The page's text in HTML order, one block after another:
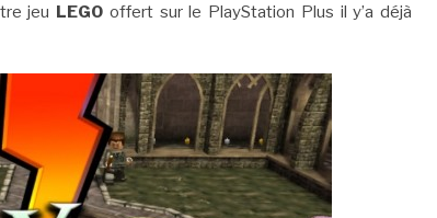
jeu LEGO offert sur le PlayStation Plus il y’a déjà